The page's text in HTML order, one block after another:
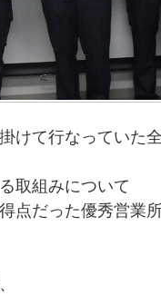
けて行なっていた
取組みについて
点だった優秀営業